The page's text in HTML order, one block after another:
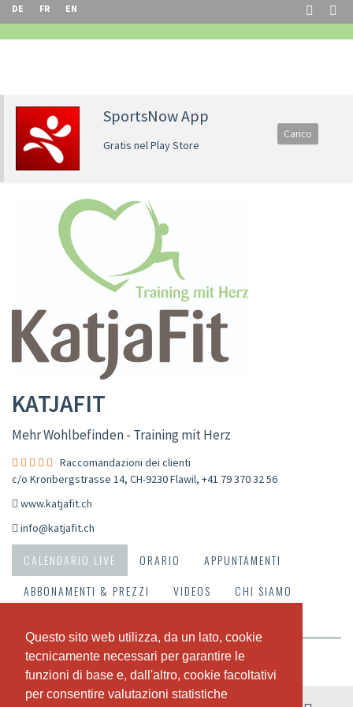
Questo sito web utilizza, da un lato, cookie
tecnicamente necessari per garantire le
funzioni di base e, dall'altro, cookie facoltativi
per consentire valutazioni statistiche
Questo sito web utilizza, da un lato, cookie
tecnicamente necessari per garantire le
funzioni di base e, dall'altro, cookie facoltativi
per consentire valutazioni statistiche
DE FR EN
SportsNow App
Gratis nel Play Store
Carico
KATJAFIT
Mehr Wohlbefinden - Training mit Herz
Raccomandazioni dei clienti
c/o Kronbergstrasse 14, CH-9230 Flawil, +41 79 370 32 56
www.katjafit.ch
info@katjafit.ch
CALENDARIO LIVE ORARIO
APPUNTAMENTI
ABBONAMENTI & PREZZI
VIDEOS
CHI SIAMO
Riepilogo della settimana